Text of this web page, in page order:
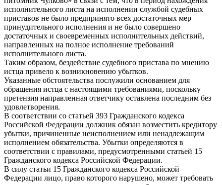
исполнительного листа на исполнении службой судебных
приставов не было предпринято всех достаточных мер
принудительного исполнения и не было совершено
достаточных и своевременных исполнительных действий,
направленных на полное исполнение требований
исполнительного листа.
Таким образом, бездействие судебного пристава по мнению
истца привело к возникновению убытков.
Указанные обстоятельства послужили основанием для
обращения истца с настоящими требованиями, поскольку
претензия направленная ответчику оставлена последним без
удовлетворения.
В соответствии со статьей 393 Гражданского кодекса
Российской Федерации должник обязан возместить кредитору
убытки, причиненные неисполнением или ненадлежащим
исполнением обязательства. Убытки определяются в
соответствии с правилами, предусмотренными статьей 15
Гражданского кодекса Российской Федерации.
В силу статьи 15 Гражданского кодекса Российской
Федерации лицо, право которого нарушено, может требовать